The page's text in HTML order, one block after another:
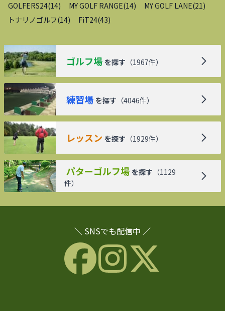
GOLFERS24(14) MY GOLF RANGE(14) MY GOLF LANE(21)
トナリノゴルフ(14) FiT24(43)
ゴルフ場 を探す （1967件）
練習場 を探す （4046件）
レッスン を探す （1929件）
パターゴルフ場 を探す （1129
件）
＼ SNSでも配信中 ／